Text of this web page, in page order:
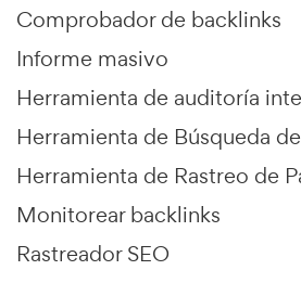
Comprobador de backlinks
Informe masivo
Herramienta de auditoría
Herramienta de Búsqueda
Herramienta de Rastreo de
Monitorear backlinks
Rastreador SEO